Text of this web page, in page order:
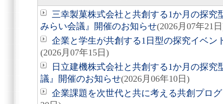
三幸製菓株式会社と共創する1か月の探
みらい会議』開催のお知らせ(2026月07年21
企業と学生が共創する1日型の探究イベン
(2026月07年15日)
日立建機株式会社と共創する1か月の探
議』開催のお知らせ(2026月06年10日)
企業課題を次世代と共に考える共創プロ